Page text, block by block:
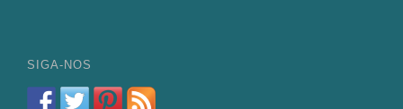
SIGA-NOS